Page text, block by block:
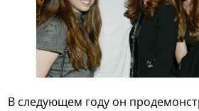
В следующем году он